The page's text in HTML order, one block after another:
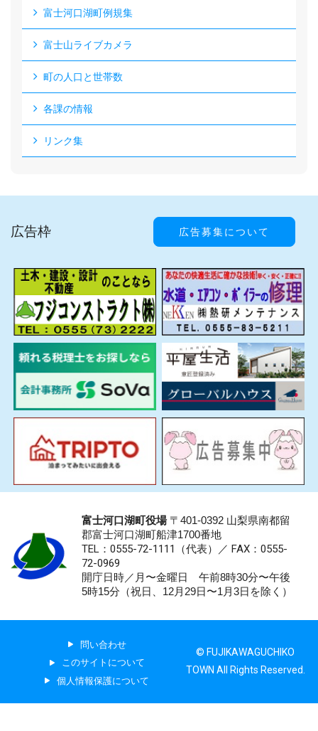
富士河口湖町例規集
富士山ライブカメラ
町の人口と世帯数
各課の情報
リンク集
広告枠 広告募集について
富士河口湖町役場〒401-0392 山梨県南都留
郡富士河口湖町船津1700番地
TEL：0555-72-1111 （代表）／ FAX：0555-
72-0969
開庁日時／月〜金曜日 午前8時30分〜午後
5時15分（祝日、12月29日〜1月3日を除く）
問い合わせ
このサイトについて
個人情報保護について
© FUJIKAWAGUCHIKO
TOWN All Rights Reserved.